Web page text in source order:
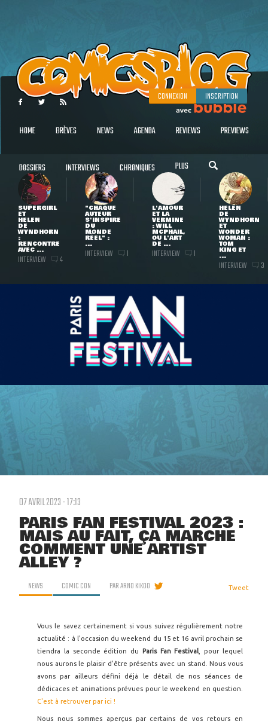
CONNEXION INSCRIPTION
HOME BRÈVES NEWS AGENDA REVIEWS PREVIEWS
DOSSIERS INTERVIEWS CHRONIQUES PLUS
SUPERGIRL
ET
HELEN
DE
WYNDHORN
:
RENCONTRE
AVEC ...
INTERVIEW 4
"CHAQUE
AUTEUR
S'INSPIRE
DU
MONDE
RÉEL" :
...
INTERVIEW 1
L'AMOUR
ET LA
VERMINE
: WILL
MCPHAIL,
OU L'ART
DE ...
INTERVIEW 1
HELEN
DE
WYNDHORN
ET
WONDER
WOMAN :
TOM
KING ET
...
INTERVIEW 3
07 AVRIL 2023 - 17:13
PARIS FAN FESTIVAL 2023 :
MAIS AU FAIT, ÇA MARCHE
COMMENT UNE ARTIST
ALLEY ?
NEWS COMIC CON PARARNO KIKOO Tweet
Vous le savez certainement si vous suivez régulièrement notre
actualité : à l'occasion du weekend du 15 et 16 avril prochain se
tiendra la seconde édition du Paris Fan Festival , pour lequel
nous aurons le plaisir d'être présents avec un stand. Nous vous
avons par ailleurs défini déjà le détail de nos séances de
dédicaces et animations prévues pour le weekend en question.
C'est à retrouver par ici !
Nous nous sommes aperçus par certains de vos retours en